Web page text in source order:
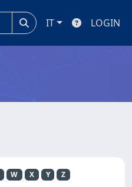
IT LOGIN
W X Y Z